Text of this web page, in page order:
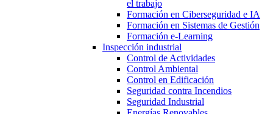
el trabajo
Formación en Ciberseguridad e IA
Formación en Sistemas de Gestión
Formación e-Learning
Inspección industrial
Control de Actividades
Control Ambiental
Control en Edificación
Seguridad contra Incendios
Seguridad Industrial